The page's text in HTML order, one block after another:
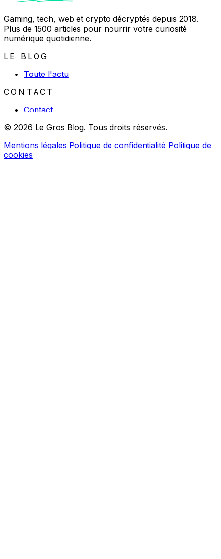
Gaming, tech, web et crypto décryptés depuis 2018.
Plus de 1500 articles pour nourrir votre curiosité
numérique quotidienne.
LE BLOG
Toute l'actu
CONTACT
Contact
© 2026 Le Gros Blog. Tous droits réservés.
Mentions légales Politique de confidentialité Politique de
cookies